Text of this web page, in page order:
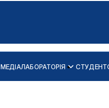
МЕДІАЛАБОРАТОРІЯ